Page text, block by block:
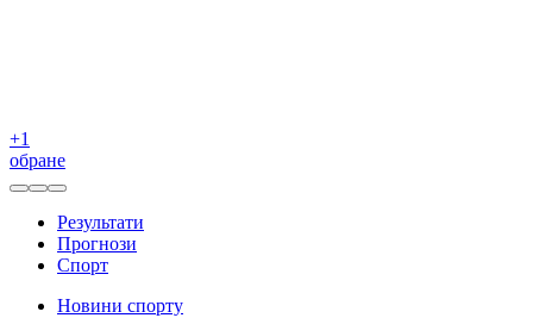
+1
обране
Результати
Прогнози
Спорт
Новини спорту